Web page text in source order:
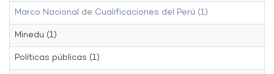
Marco Nacional de Cualificaciones del Perú (1)
Minedu (1)
Políticas públicas (1)